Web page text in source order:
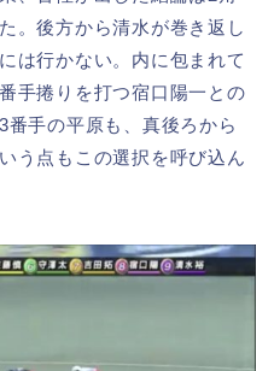
。後方から清水が巻き返し
は行かない。内に包まれて
手捲りを打つ宿口陽一との
手の平原も、真後ろから
う点もこの選択を呼び込ん